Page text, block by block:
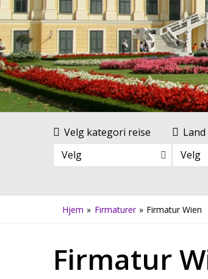
Velg kategori reise
Velg
Land
Velg
Hjem » Firmaturer » Firmatur Wien
Firmatur